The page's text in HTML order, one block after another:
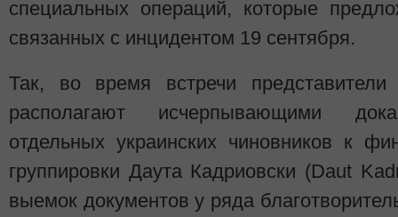
специальных операций, которые
связанных с инцидентом 19 сентября.
Так, во время встречи
располагают исчерпывающими
отдельных украинских чиновников к
группировки Даута Кадриовски (Daut
выемок документов у ряда